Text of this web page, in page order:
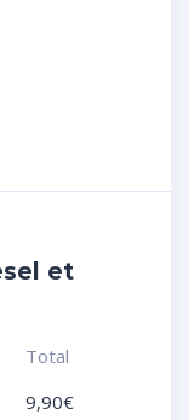
et
Total
9,90€